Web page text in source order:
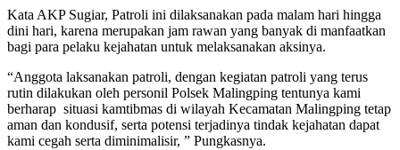
Kata AKP Sugiar, Patroli ini dilaksanakan pada malam hari hingga
dini hari, karena merupakan jam rawan yang banyak di manfaatkan
bagi para pelaku kejahatan untuk melaksanakan aksinya.
“Anggota laksanakan patroli, dengan kegiatan patroli yang terus
rutin dilakukan oleh personil Polsek Malingping tentunya kami
berharap situasi kamtibmas di wilayah Kecamatan Malingping tetap
aman dan kondusif, serta potensi terjadinya tindak kejahatan dapat
kami cegah serta diminimalisir, ” Pungkasnya.